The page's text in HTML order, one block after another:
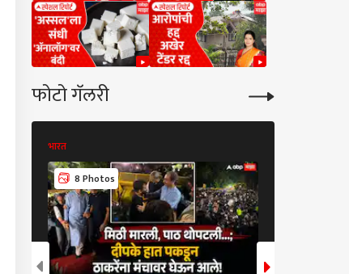
फोटो गॅलरी
भारत
8 Photos